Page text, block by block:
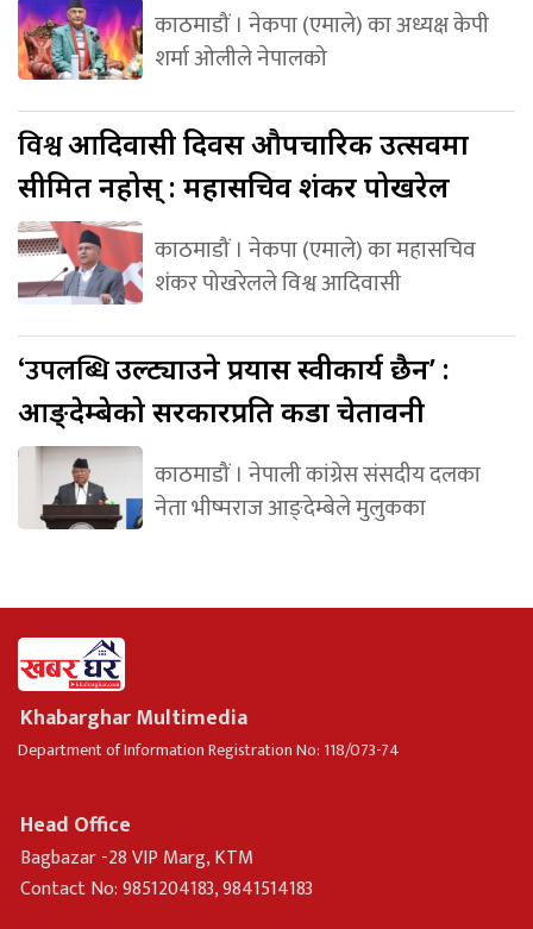
काठमाडौं । नेकपा (एमाले) का अध्यक्ष केपी
शर्मा ओलीले नेपालको
विश्वआदिवासी दिवस औपचारिक उत्सवमा
सीमित नहोस् : महासचिव शंकर पोखरेल
काठमाडौं । नेकपा (एमाले) का महासचिव
शंकर पोखरेलले विश्व आदिवासी
‘उपलब्धिउल्ट्याउने प्रयास स्वीकार्य छैन’ :
आङ्देम्बेको सरकारप्रति कडा चेतावनी
काठमाडौं । नेपाली कांग्रेस संसदीय दलका
नेता भीष्मराज आङ्देम्बेले मुलुकका
Khabarghar Multimedia
Department of Information Registration No: 118/073-74
Head Office
Bagbazar -28 VIP Marg, KTM
Contact No: 9851204183, 9841514183